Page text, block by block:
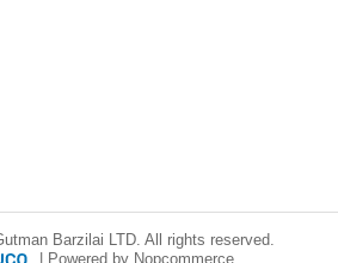
Barzilai LTD. All rights reserved.
Powered by Nopcommerce